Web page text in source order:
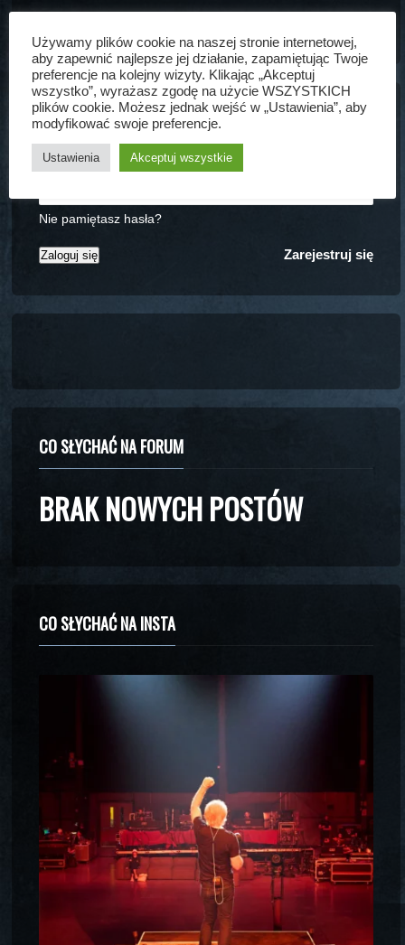
Zapamiętaj mnie
Nie pamiętasz hasła?
Zarejestruj się
CO SŁYCHAĆ NA FORUM
BRAK NOWYCH POSTÓW
CO SŁYCHAĆ NA INSTA
Używamy plików cookie na naszej stronie internetowej,
aby zapewnić najlepsze jej działanie, zapamiętując Twoje
preferencje na kolejny wizyty. Klikając „Akceptuj
wszystko”, wyrażasz zgodę na użycie WSZYSTKICH
plików cookie. Możesz jednak wejść w „Ustawienia”, aby
modyfikować swoje preferencje.
Ustawienia Akceptuj wszystkie